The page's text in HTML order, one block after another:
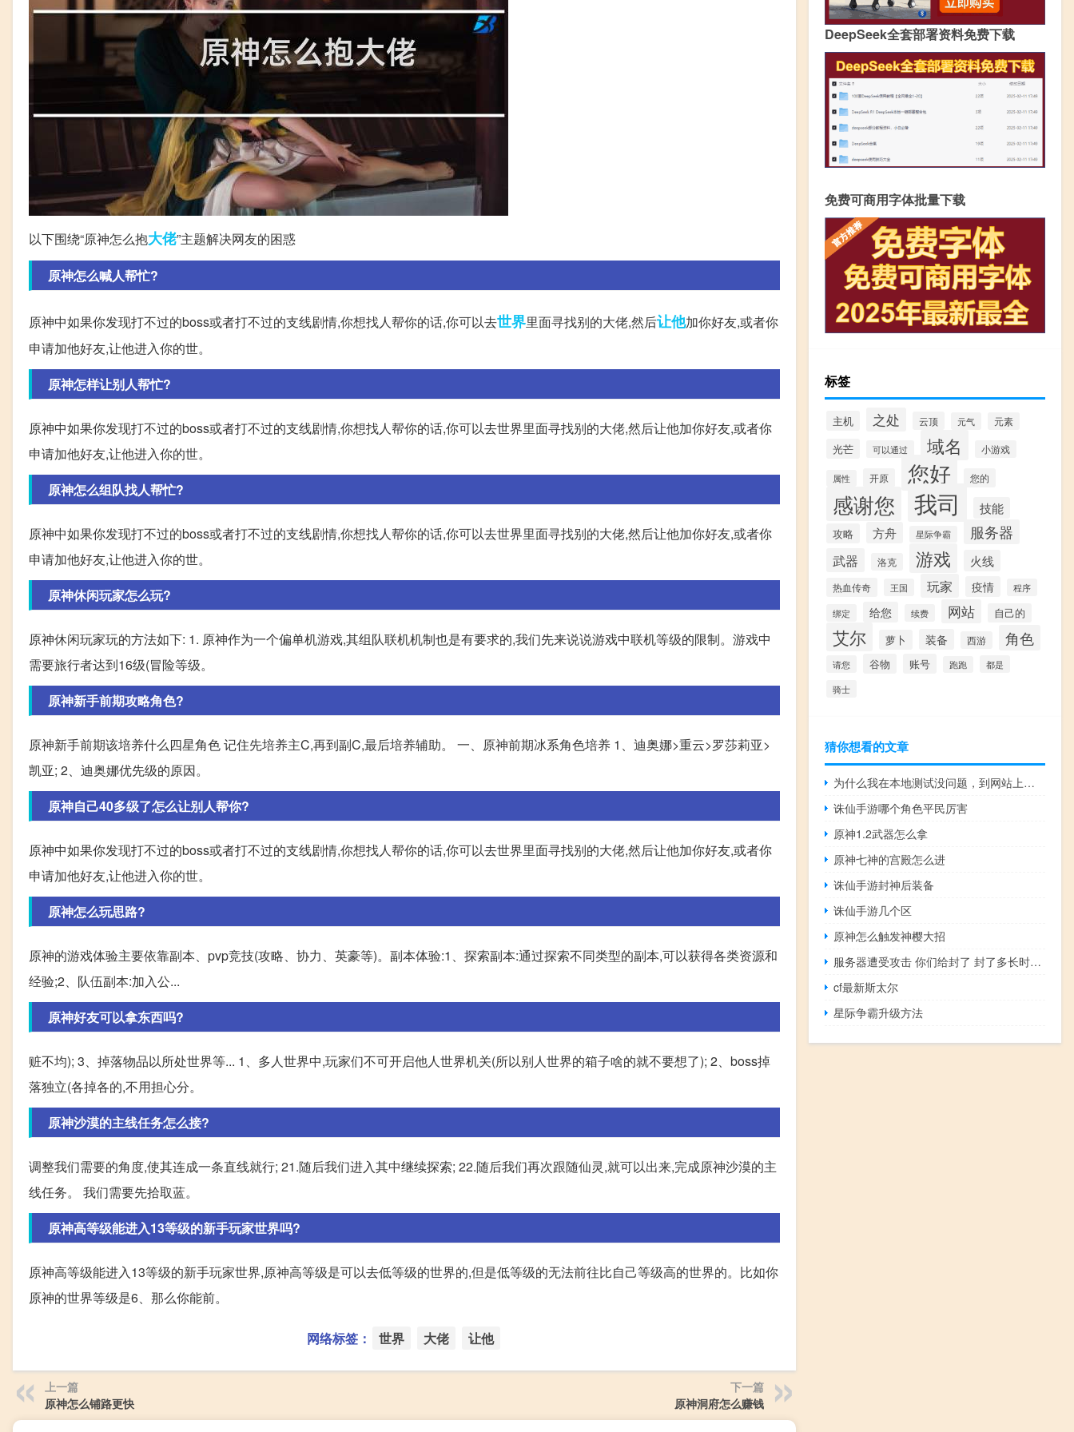
以下围绕“原神怎么抱大佬”主题解决网友的困惑
原神怎么喊人帮忙?
原神中如果你发现打不过的boss或者打不过的支线剧情,你想找人帮你的话,你可以去世界里面寻找别的大佬,然后让他加你好友,或者你
申请加他好友,让他进入你的世。
原神怎样让别人帮忙?
原神中如果你发现打不过的boss或者打不过的支线剧情,你想找人帮你的话,你可以去世界里面寻找别的大佬,然后让他加你好友,或者你
申请加他好友,让他进入你的世。
原神怎么组队找人帮忙?
原神中如果你发现打不过的boss或者打不过的支线剧情,你想找人帮你的话,你可以去世界里面寻找别的大佬,然后让他加你好友,或者你
申请加他好友,让他进入你的世。
原神休闲玩家怎么玩?
原神休闲玩家玩的方法如下: 1. 原神作为一个偏单机游戏,其组队联机机制也是有要求的,我们先来说说游戏中联机等级的限制。游戏中
需要旅行者达到16级(冒险等级。
原神新手前期攻略角色?
原神新手前期该培养什么四星角色 记住先培养主C,再到副C,最后培养辅助。 一、原神前期冰系角色培养 1、迪奥娜>重云>罗莎莉亚>
凯亚; 2、迪奥娜优先级的原因。
原神自己40多级了怎么让别人帮你?
原神中如果你发现打不过的boss或者打不过的支线剧情,你想找人帮你的话,你可以去世界里面寻找别的大佬,然后让他加你好友,或者你
申请加他好友,让他进入你的世。
原神怎么玩思路?
原神的游戏体验主要依靠副本、pvp竞技(攻略、协力、英豪等)。副本体验:1、探索副本:通过探索不同类型的副本,可以获得各类资源和
经验;2、队伍副本:加入公...
原神好友可以拿东西吗?
赃不均); 3、掉落物品以所处世界等... 1、多人世界中,玩家们不可开启他人世界机关(所以别人世界的箱子啥的就不要想了); 2、boss掉
落独立(各掉各的,不用担心分。
原神沙漠的主线任务怎么接?
调整我们需要的角度,使其连成一条直线就行; 21.随后我们进入其中继续探索; 22.随后我们再次跟随仙灵,就可以出来,完成原神沙漠的主
线任务。 我们需要先拾取蓝。
原神高等级能进入13等级的新手玩家世界吗?
原神高等级能进入13等级的新手玩家世界,原神高等级是可以去低等级的世界的,但是低等级的无法前往比自己等级高的世界的。比如你
原神的世界等级是6、那么你能前。
网络标签： 世界 大佬 让他
上一篇
原神怎么铺路更快
下一篇
原神洞府怎么赚钱
DeepSeek全套部署资料免费下载
免费可商用字体批量下载
标签
主机 之处 云顶 元气 元素
光芒 可以通过 域名 小游戏
属性 开原 您好 您的
感谢您 我司 技能
攻略 方舟 星际争霸 服务器
武器 洛克 游戏 火线
热血传奇 王国 玩家 疫情
程序
绑定
给您 续费 网站 自己的
艾尔 萝卜 装备 西游 角色
请您 谷物 账号 跑跑
都是
骑士
猜你想看的文章
为什么我在本地测试没问题，到网站上后出现问题？
诛仙手游哪个角色平民厉害
原神1.2武器怎么拿
原神七神的宫殿怎么进
诛仙手游封神后装备
诛仙手游几个区
原神怎么触发神樱大招
服务器遭受攻击 你们给封了 封了多长时间呢
cf最新斯太尔
星际争霸升级方法